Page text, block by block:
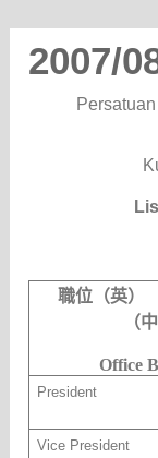
2007/
職位（英）
（中
Office
President
Vice President